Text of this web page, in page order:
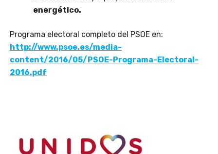
energético.
Programa electoral completo del PSOE en:
http://www.psoe.es/media-
content/2016/05/PSOE-Programa-Electoral-
2016.pdf